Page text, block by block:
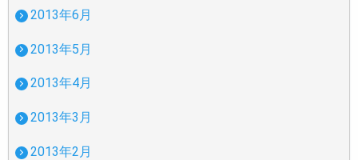
2013年6月
2013年5月
2013年4月
2013年3月
2013年2月